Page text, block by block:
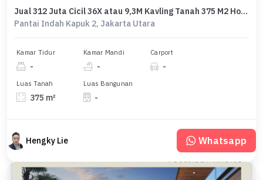
Jual 312 Juta Cicil 36X atau 9,3M Kavling Tanah 375 M2 Hoek Pasir Putih Diamond Pik2 - Land For House Pasir Putih Diamond 375 Sqm 15X25 Corner Pik 2
Pantai Indah Kapuk 2, Jakarta Utara
Kamar Tidur
-
Kamar Mandi
-
Carport
-
Luas Tanah
375 m²
Luas Bangunan
-
Hengky Lie Whatsapp